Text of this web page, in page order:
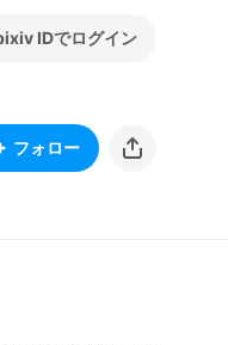
IDでログイン
フォロー